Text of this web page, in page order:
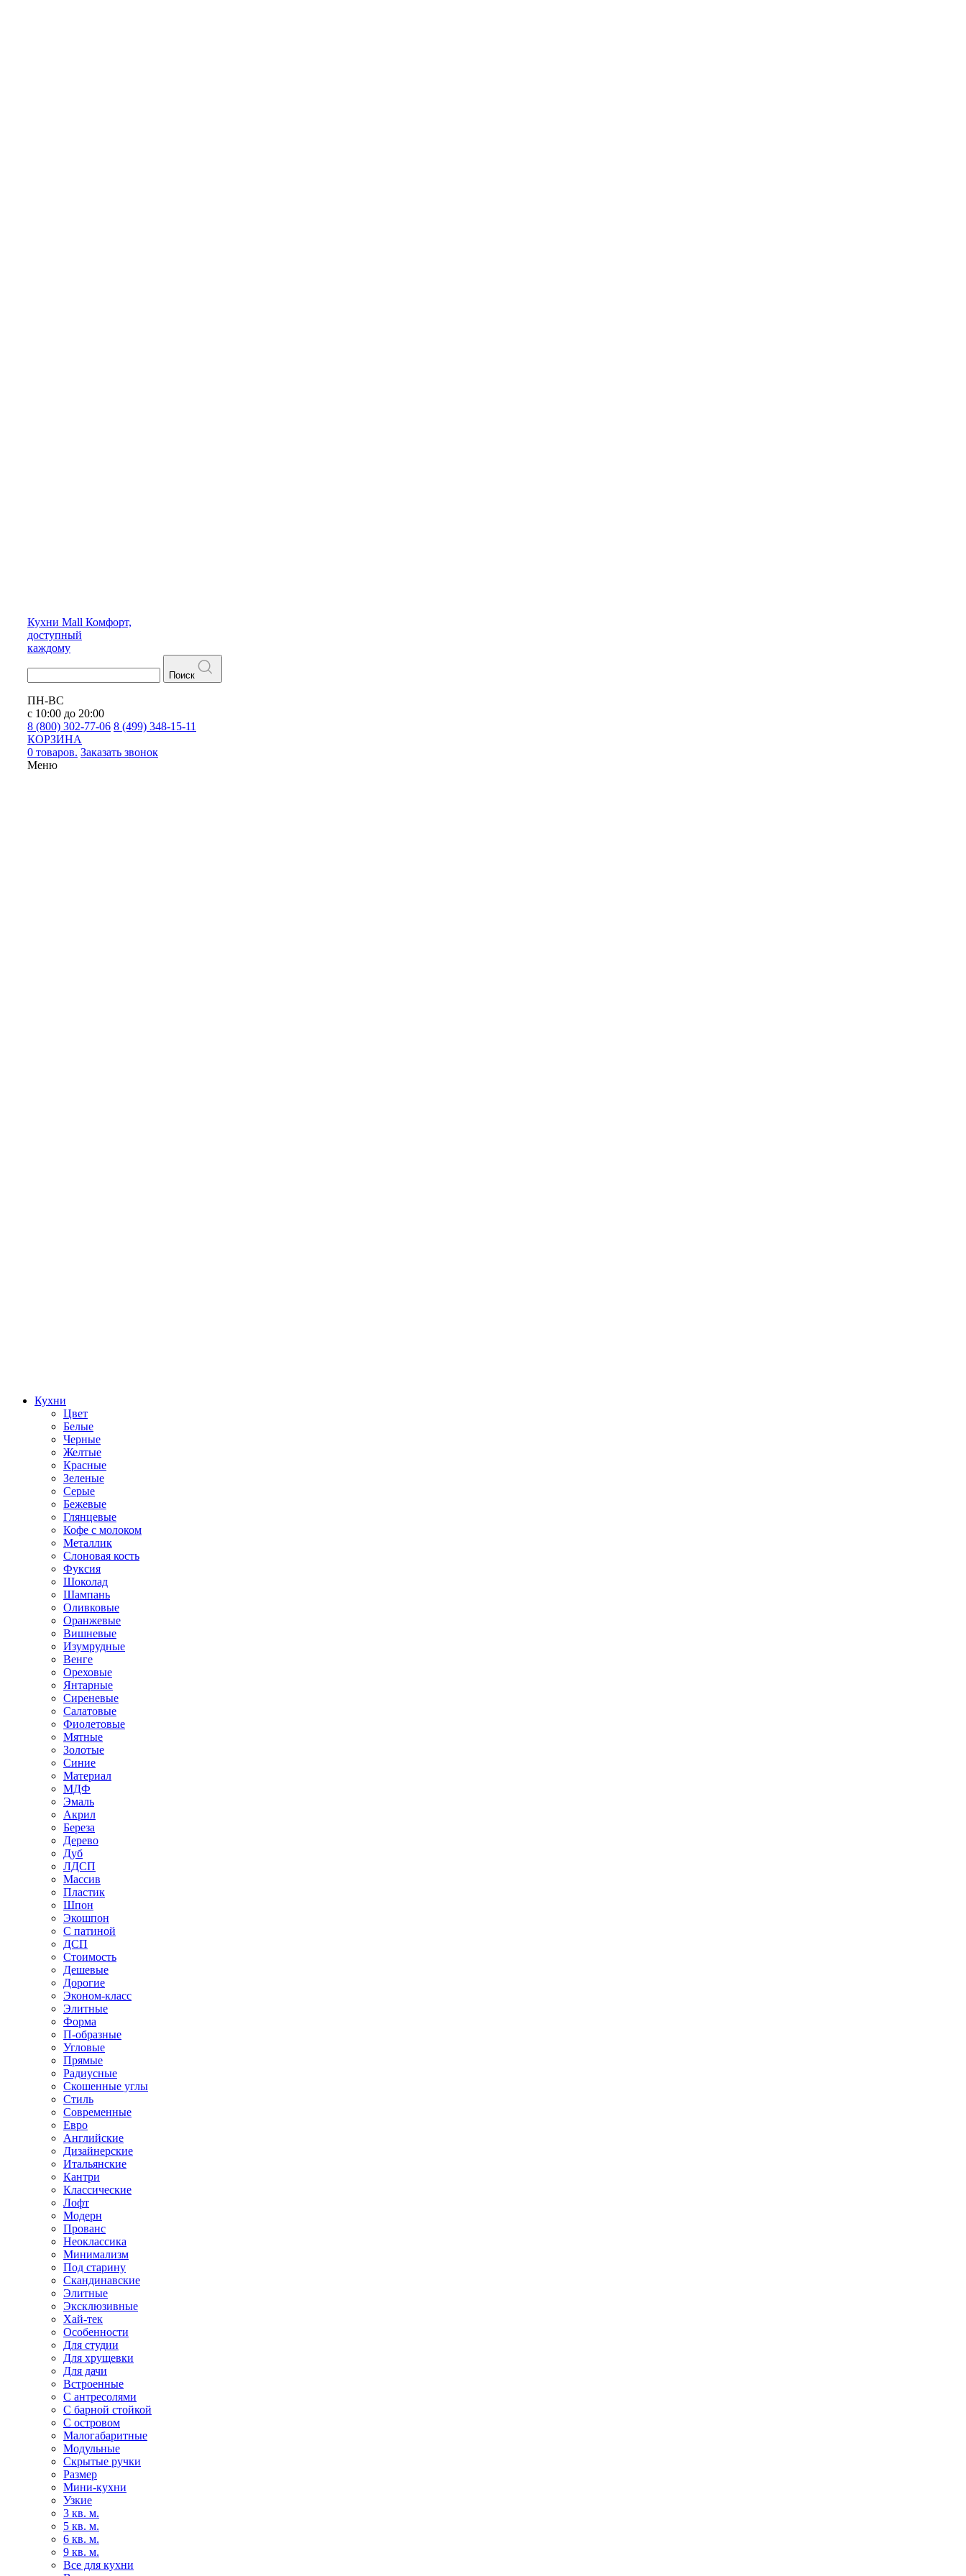
Кухни Mall Комфорт,
доступный
каждому
Поиск
ПН-ВС
с 10:00 до 20:00
8 (800) 302-77-06 8 (499) 348-15-11
КОРЗИНА
0 товаров. Заказать звонок
Меню
Кухни
Цвет
Белые
Черные
Желтые
Красные
Зеленые
Серые
Бежевые
Глянцевые
Кофе с молоком
Металлик
Слоновая кость
Фуксия
Шоколад
Шампань
Оливковые
Оранжевые
Вишневые
Изумрудные
Венге
Ореховые
Янтарные
Сиреневые
Салатовые
Фиолетовые
Мятные
Золотые
Синие
Материал
МДФ
Эмаль
Акрил
Береза
Дерево
Дуб
ЛДСП
Массив
Пластик
Шпон
Экошпон
С патиной
ДСП
Стоимость
Дешевые
Дорогие
Эконом-класс
Элитные
Форма
П-образные
Угловые
Прямые
Радиусные
Скошенные углы
Стиль
Современные
Евро
Английские
Дизайнерские
Итальянские
Кантри
Классические
Лофт
Модерн
Прованс
Неоклассика
Минимализм
Под старину
Скандинавские
Элитные
Эксклюзивные
Хай-тек
Особенности
Для студии
Для хрущевки
Для дачи
Встроенные
С антресолями
С барной стойкой
С островом
Малогабаритные
Модульные
Скрытые ручки
Размер
Мини-кухни
Узкие
3 кв. м.
5 кв. м.
6 кв. м.
9 кв. м.
Все для кухни